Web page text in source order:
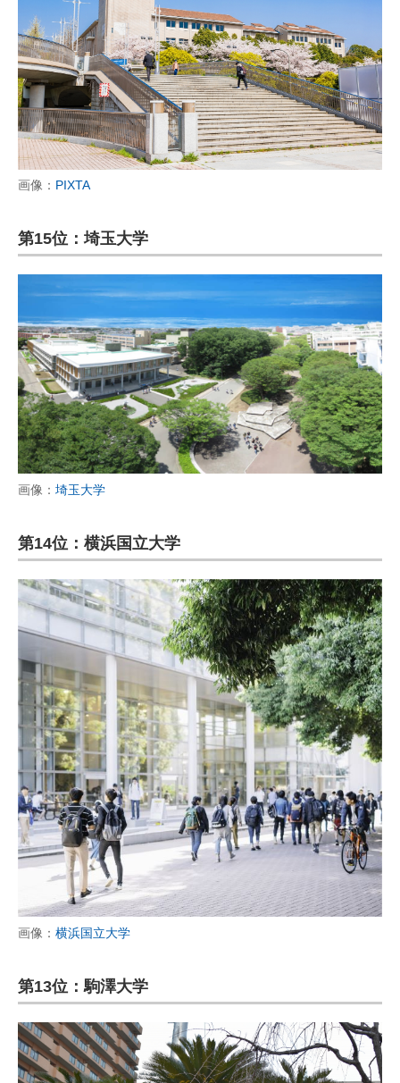
画像： PIXTA
第15位：埼玉大学
画像： 埼玉大学
第14位：横浜国立大学
画像： 横浜国立大学
第13位：駒澤大学